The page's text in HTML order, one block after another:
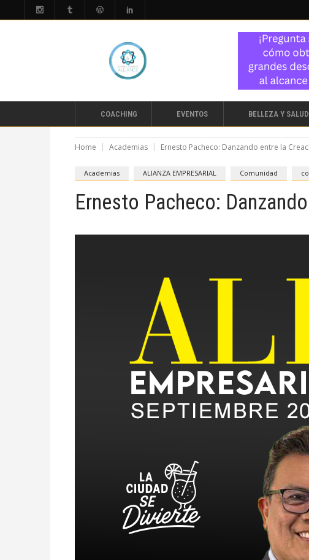
COACHING EVENTOS BELLEZA Y SALUD
Home Academias Ernesto Pacheco: Danzando entre la
Academias ALIANZA EMPRESARIAL Comunidad
Ernesto Pacheco: